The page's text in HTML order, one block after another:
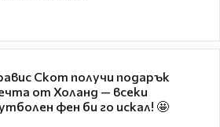
Скот получи подарък
от Холанд — всеки
фен би го искал! 🤩